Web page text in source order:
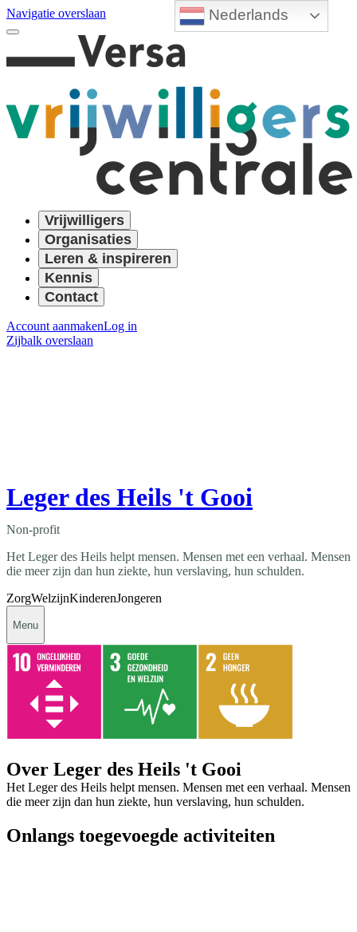
Nederlands
Navigatie overslaan
Vrijwilligers
Organisaties
Leren & inspireren
Kennis
Contact
Account aanmakenLog in
Zijbalk overslaan
Leger des Heils 't Gooi
Non-profit
Het Leger des Heils helpt mensen. Mensen met een verhaal. Mensen
die meer zijn dan hun ziekte, hun verslaving, hun schulden.
ZorgWelzijnKinderenJongeren
Menu
Over Leger des Heils 't Gooi
Het Leger des Heils helpt mensen. Mensen met een verhaal. Mensen
die meer zijn dan hun ziekte, hun verslaving, hun schulden.
Onlangs toegevoegde activiteiten